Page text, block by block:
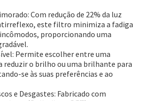
Com redução de 22% da luz
este filtro minimiza a fadiga
proporcionando uma
Permite escolher entre uma
reduzir o brilho ou uma brilhante para
se às suas preferências e ao
e Desgastes: Fabricado com